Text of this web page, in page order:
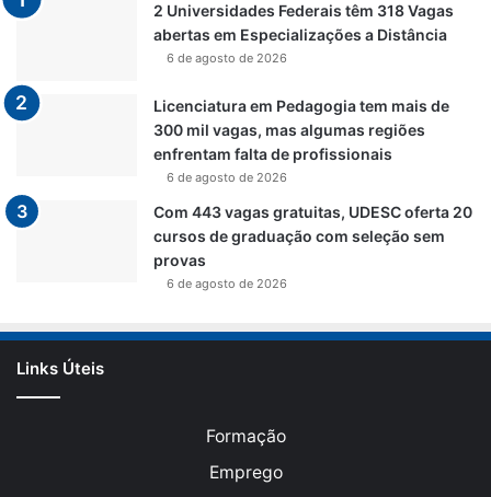
2 Universidades Federais têm 318 Vagas
abertas em Especializações a Distância
6 de agosto de 2026
Licenciatura em Pedagogia tem mais de
300 mil vagas, mas algumas regiões
enfrentam falta de profissionais
6 de agosto de 2026
Com 443 vagas gratuitas, UDESC oferta 20
cursos de graduação com seleção sem
provas
6 de agosto de 2026
Links Úteis
Formação
Emprego